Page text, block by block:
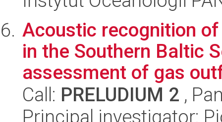
Acoustic recognition
in the Southern Baltic
assessment of gas
Call: PRELUDIUM 2 ,
Principal investigator: